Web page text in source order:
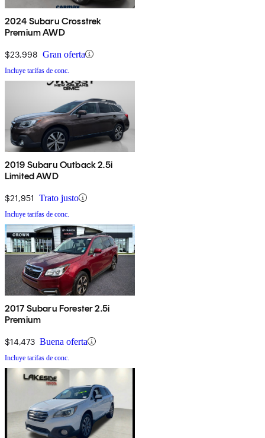
2024 Subaru Crosstrek
Premium AWD
$23,998 Gran oferta
Incluye tarifas de conc.
2019 Subaru Outback 2.5i
Limited AWD
$21,951 Trato justo
Incluye tarifas de conc.
2017 Subaru Forester 2.5i
Premium
$14,473 Buena oferta
Incluye tarifas de conc.